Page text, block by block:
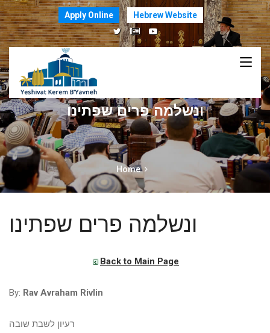
Apply Online Hebrew Website
ונשלמה פרים שפתינו
Home
ונשלמה פרים שפתינו
Back to Main Page
By: Rav Avraham Rivlin
רעיון לשבת שובה